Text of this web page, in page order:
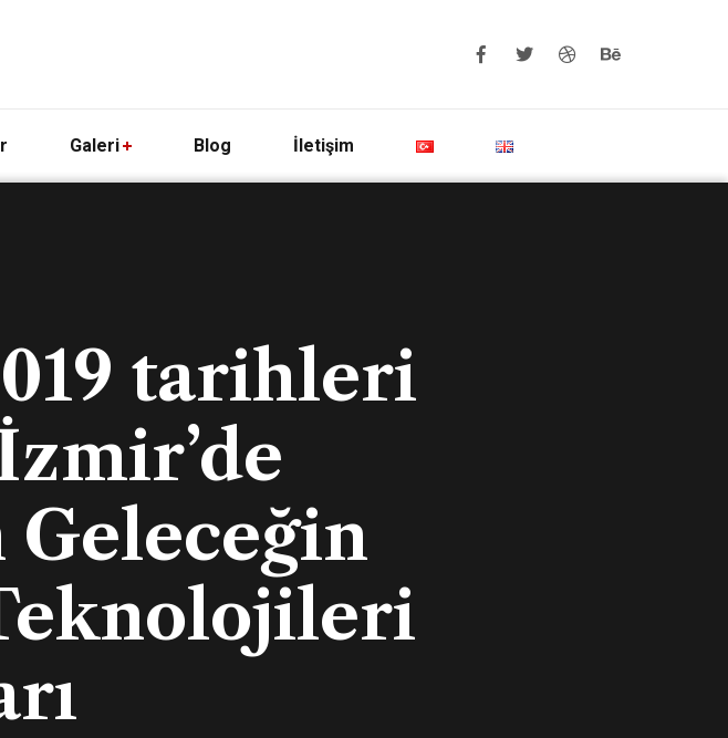
Galeri Blog İletişim
tarihleri